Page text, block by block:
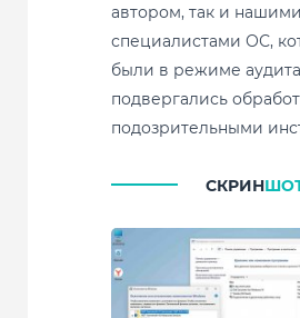
автором, так и нашими
специалистами ОС,
были в режиме
подвергались
подозрительными
СКРИН